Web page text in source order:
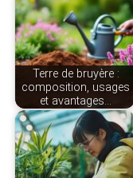
Terre de bruyère :
composition, usages
et avantages…